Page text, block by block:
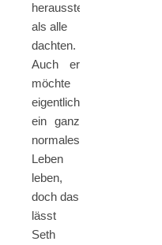
herausstellt,
als alle
dachten.
Auch er
möchte
eigentlich
ein ganz
normales
Leben
leben,
doch das
lässt
Seth